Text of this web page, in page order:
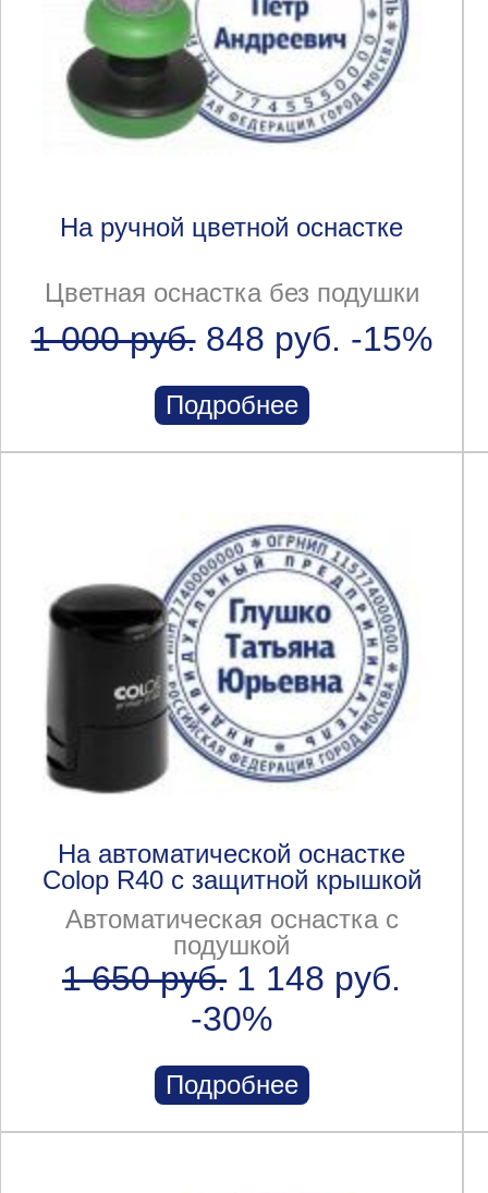
На ручной цветной оснастке
Цветная оснастка без подушки
1 000 руб.848 руб. -15%
Подробнее
На автоматической оснастке
Colop R40 с защитной крышкой
Автоматическая оснастка с
подушкой
1 650 руб. 1 148 руб.
-30%
Подробнее